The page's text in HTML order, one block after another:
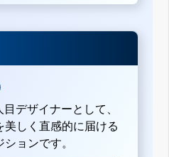
デザイナーとして、
美しく直感的に届ける
ョンです。